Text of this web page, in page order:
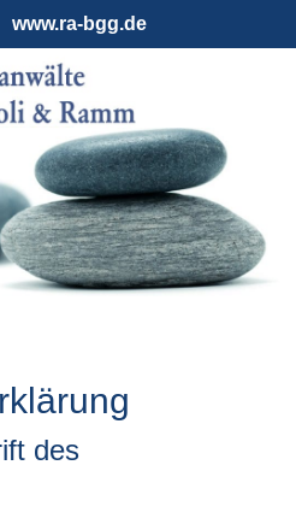
www.ra-bgg.de
des